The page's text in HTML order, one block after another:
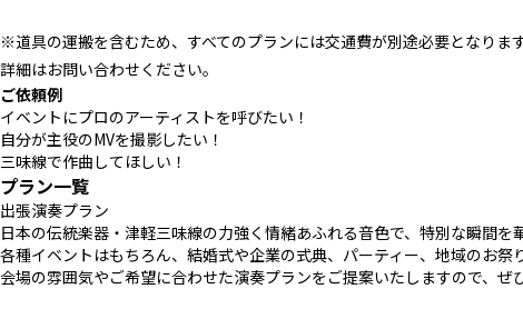
※道具の運搬を含むため、すべてのプランには交通費が別途必要となります
詳細はお問い合わせください。
ご依頼例
イベントにプロのアーティストを呼びたい！
自分が主役のMVを撮影したい！
三味線で作曲してほしい！
プラン一覧
出張演奏プラン
日本の伝統楽器・津軽三味線の力強く情緒あふれる音色で、特別な瞬間を
各種イベントはもちろん、結婚式や企業の式典、パーティー、地域のお祭
会場の雰囲気やご希望に合わせた演奏プランをご提案いたしますので、ぜ